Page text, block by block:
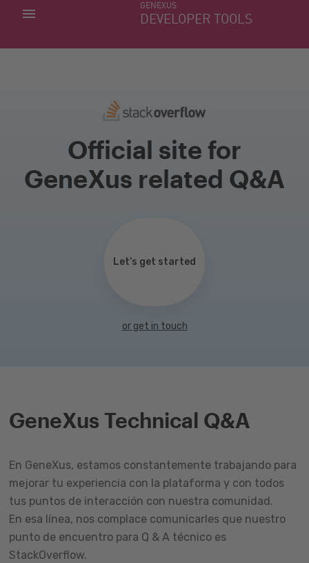
GENEXUS
DEVELOPER TOOLS
MIS APLICACIONES
Official site for
GeneXus related Q&A
Let’s get started
or get in touch
GeneXus Technical Q&A
En GeneXus, estamos constantemente trabajando para
mejorar tu experiencia con la plataforma y con todos
tus puntos de interacción con nuestra comunidad.
En esa línea, nos complace comunicarles que nuestro
punto de encuentro para Q & A técnico es
StackOverflow.